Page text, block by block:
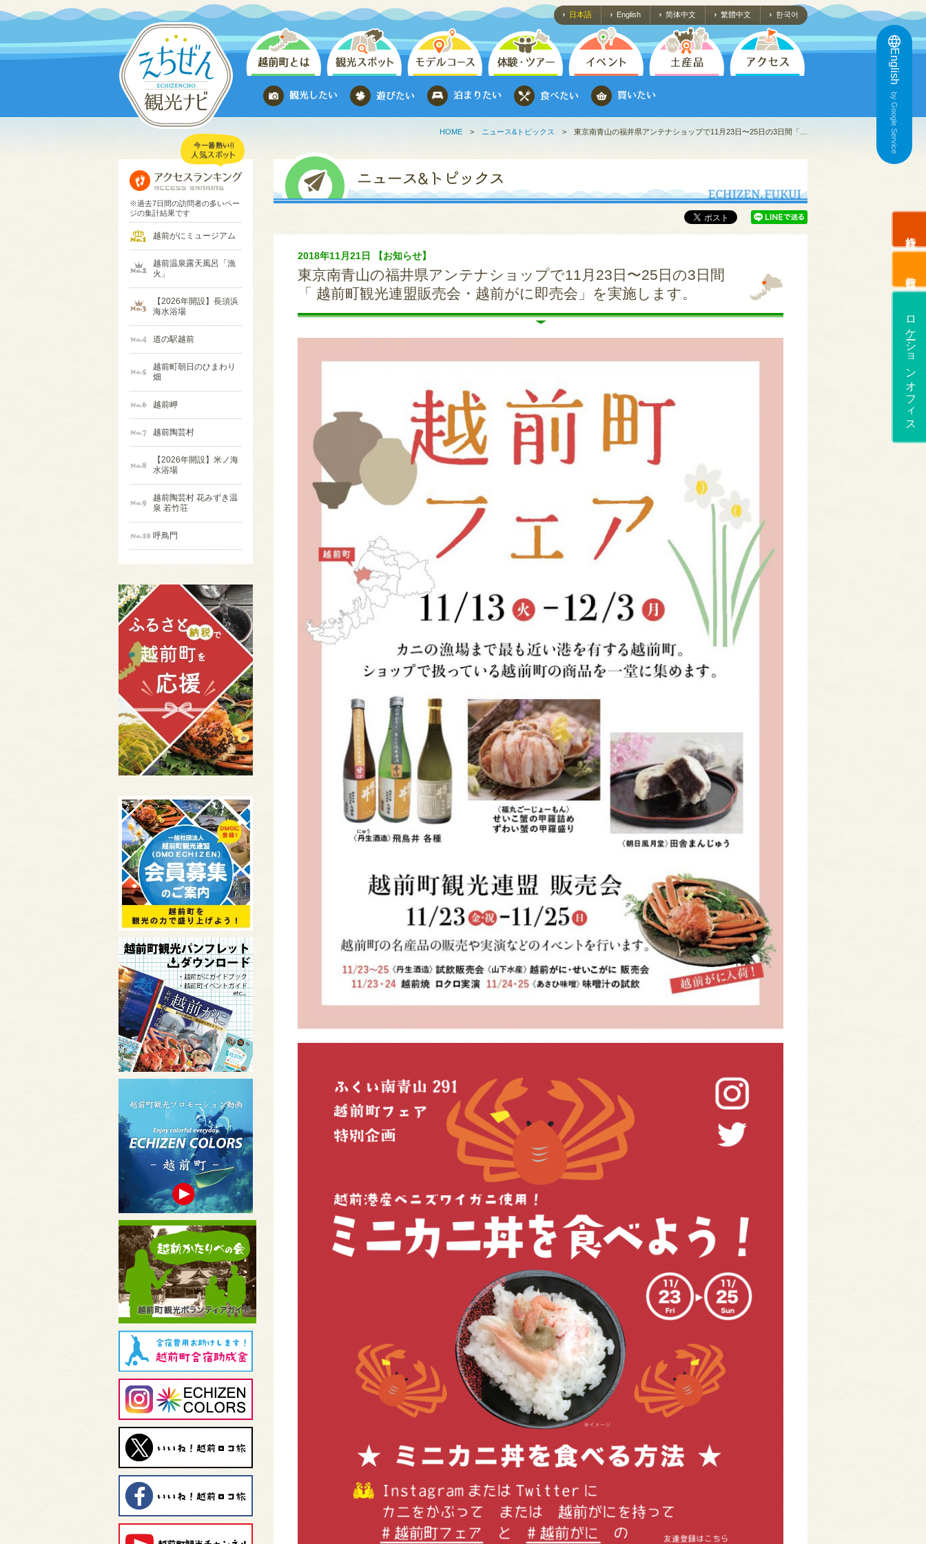
日本語 English 简体中文 繁體中文 한국어
English
by Google Service
HOME > ニュース&トピックス > 東京南青山の福井県アンテナショップで11月23日〜25日の3日間「…
※過去7日間の訪問者の多いペー
ジの集計結果です
越前がにミュージアム
越前温泉露天風呂「漁
火」
【2026年開設】長須浜
海水浴場
道の駅越前
越前町朝日のひまわり
畑
越前岬
越前陶芸村
【2026年開設】米ノ海
水浴場
越前陶芸村 花みずき温
泉 若竹荘
呼鳥門
2018年11月21日 【お知らせ】
東京南青山の福井県アンテナショップで11月23日〜25日の3日間
「 越前町観光連盟販売会・越前がに即売会」を実施します。
ロケーションオフィス